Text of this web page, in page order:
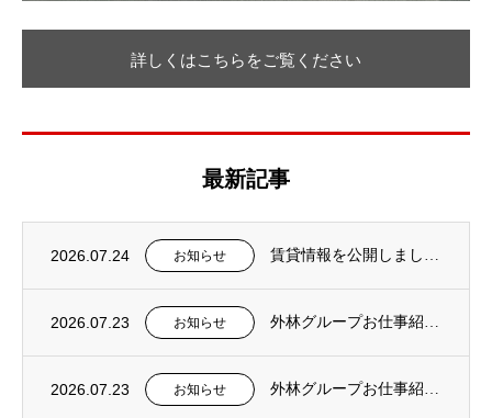
詳しくはこちらをご覧ください
最新記事
2026.07.24 お知らせ 賃貸情報を公開しました。
2026.07.23 お知らせ 外林グループお仕事紹介動画【管理本部編】が公開されました。
2026.07.23 お知らせ 外林グループお仕事紹介動画【商品開発編】が公開されました。